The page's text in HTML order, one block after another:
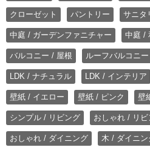
クローゼット パントリー サニタ
中庭 / ガーデンファニチャー 中庭 /
バルコニー / 屋根 ルーフバルコニー
LDK / ナチュラル LDK / インテリア
壁紙 / イエロー 壁紙 / ピンク 壁
シンプル / リビング おしゃれ / リビ
おしゃれ / ダイニング 木 / ダイニン